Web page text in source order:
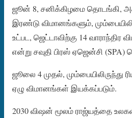
ஜூன் 8, சனிக்கிழமை தொடங்கி,
இரண்டு விமானங்களும்,
உட்பட, ஜெட்டாவிற்கு 14 வாராந்திர
என்று சவுதி பிரஸ் ஏஜென்சி (SPA)
ஜூலை 4 முதல், மும்பையிலிருந்து
ஏழு விமானங்கள் இயக்கப்படும்.
2030 விஷன் மூலம் ராஜ்யத்தை